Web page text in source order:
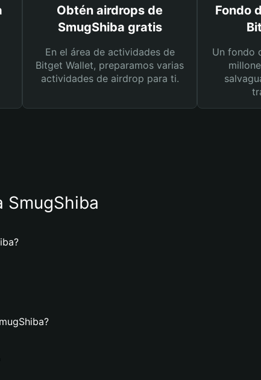
Obtén airdrops de
SmugShiba gratis
En el área de actividades de
Bitget Wallet, preparamos varias
actividades de airdrop para ti.
Fondo
Un fondo
SmugShiba